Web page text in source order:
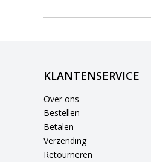
KLANTENSERVICE
Over ons
Bestellen
Betalen
Verzending
Retourneren